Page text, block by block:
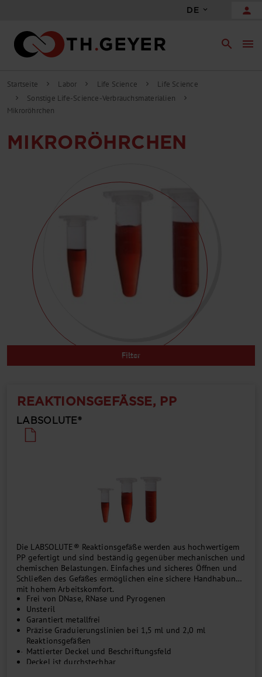
DE person
search menu
Startseite chevron_right Labor chevron_right Life Science chevron_right Life Science
chevron_right Sonstige Life-Science-Verbrauchsmaterialien chevron_right
Mikroröhrchen
MIKRORÖHRCHEN
Filter
REAKTIONSGEFÄSSE, PP
LABSOLUTE®
Die LABSOLUTE® Reaktionsgefäße werden aus hochwertigem
PP gefertigt und sind beständig gegenüber mechanischen und
chemischen Belastungen. Einfaches und sicheres Öffnen und
Schließen des Gefäßes ermöglichen eine sichere Handhabung
mit hohem Arbeitskomfort.
Frei von DNase, RNase und Pyrogenen
Unsteril
Garantiert metallfrei
Präzise Graduierungslinien bei 1,5 ml und 2,0 ml
Reaktionsgefäßen
Mattierter Deckel und Beschriftungsfeld
Deckel ist durchstechbar
...